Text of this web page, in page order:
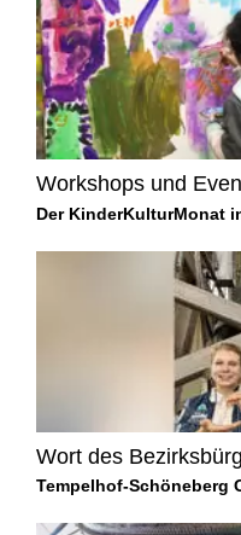
Workshops und
Der KinderKulturMonat
Wort des
Tempelhof-Schöneberg